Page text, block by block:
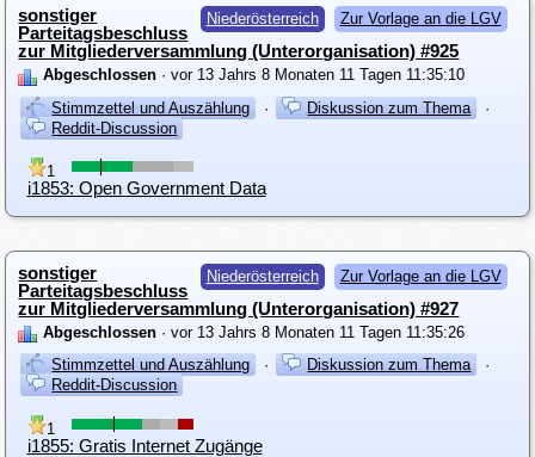
Niederösterreich Zur Vorlage an die LGV
sonstiger
Parteitagsbeschluss
zur Mitgliederversammlung (Unterorganisation) #925
Abgeschlossen · vor 13 Jahrs 8 Monaten 11 Tagen 11:35:10
Stimmzettel und Auszählung
· Diskussion zum Thema
·
Reddit-Discussion
1
i1853: Open Government Data
Niederösterreich Zur Vorlage an die LGV
sonstiger
Parteitagsbeschluss
zur Mitgliederversammlung (Unterorganisation) #927
Abgeschlossen · vor 13 Jahrs 8 Monaten 11 Tagen 11:35:26
Stimmzettel und Auszählung
· Diskussion zum Thema
·
Reddit-Discussion
1
i1855: Gratis Internet Zugänge